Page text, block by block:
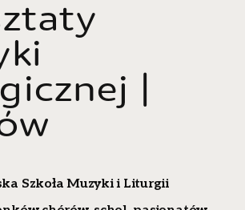
|
Szkoła Muzyki i Liturgii